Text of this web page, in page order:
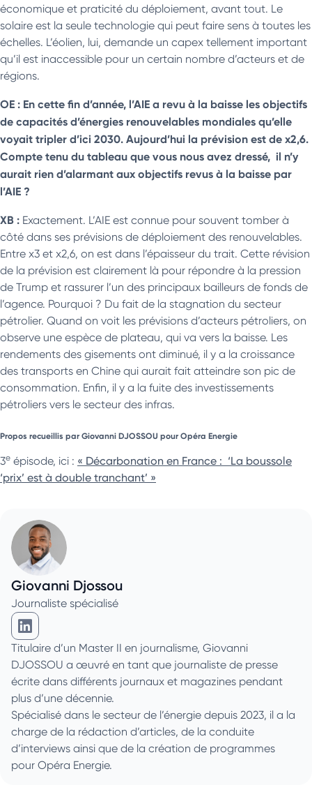
économique et praticité du déploiement, avant tout. Le
solaire est la seule technologie qui peut faire sens à toutes les
échelles. L’éolien, lui, demande un capex tellement important
qu’il est inaccessible pour un certain nombre d’acteurs et de
régions.
OE : En cette fin d’année, l’AIE a revu à la baisse les objectifs
de capacités d’énergies renouvelables mondiales qu’elle
voyait tripler d’ici 2030. Aujourd’hui la prévision est de x2,6.
Compte tenu du tableau que vous nous avez dressé, il n’y
aurait rien d’alarmant aux objectifs revus à la baisse par
l’AIE ?
XB : Exactement. L’AIE est connue pour souvent tomber à
côté dans ses prévisions de déploiement des renouvelables.
Entre x3 et x2,6, on est dans l’épaisseur du trait. Cette révision
de la prévision est clairement là pour répondre à la pression
de Trump et rassurer l’un des principaux bailleurs de fonds de
l’agence. Pourquoi ? Du fait de la stagnation du secteur
pétrolier. Quand on voit les prévisions d’acteurs pétroliers, on
observe une espèce de plateau, qui va vers la baisse. Les
rendements des gisements ont diminué, il y a la croissance
des transports en Chine qui aurait fait atteindre son pic de
consommation. Enfin, il y a la fuite des investissements
pétroliers vers le secteur des infras.
Propos recueillis par Giovanni DJOSSOU pour Opéra Energie
3e épisode, ici : « Décarbonation en France : ‘La boussole
‘prix’ est à double tranchant’ »
Giovanni Djossou
Journaliste spécialisé
Giovanni Djossou sur Linkedin
Titulaire d’un Master II en journalisme, Giovanni
DJOSSOU a œuvré en tant que journaliste de presse
écrite dans différents journaux et magazines pendant
plus d’une décennie.
Spécialisé dans le secteur de l’énergie depuis 2023, il a la
charge de la rédaction d’articles, de la conduite
d’interviews ainsi que de la création de programmes
pour Opéra Energie.